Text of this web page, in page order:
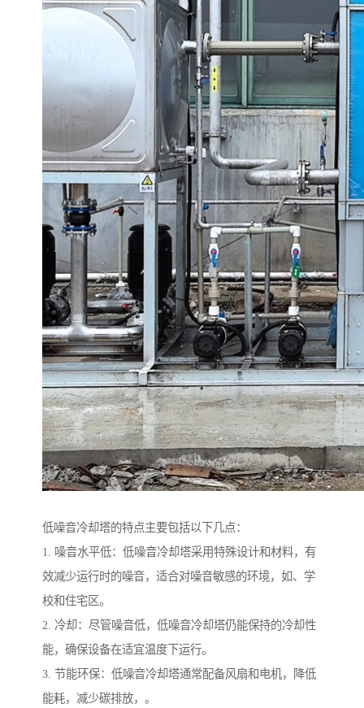
低噪音冷却塔的特点主要包括以下几点：
1. 噪音水平低：低噪音冷却塔采用特殊设计和材料，有
效减少运行时的噪音，适合对噪音敏感的环境，如、学
校和住宅区。
2. 冷却：尽管噪音低，低噪音冷却塔仍能保持的冷却性
能，确保设备在适宜温度下运行。
3. 节能环保：低噪音冷却塔通常配备风扇和电机，降低
能耗，减少碳排放，。